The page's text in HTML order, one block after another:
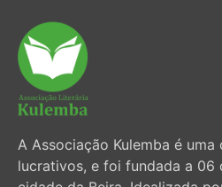
A Associação Kulemba é
lucrativos, e foi fundada a 06